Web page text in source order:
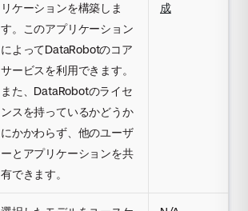
リケーションを構築しま
す。このアプリケーション
によってDataRobotのコア
サービスを利用できます。
また、DataRobotのライセ
ンスを持っているかどうか
にかかわらず、他のユーザ
ーとアプリケーションを共
有できます。
成